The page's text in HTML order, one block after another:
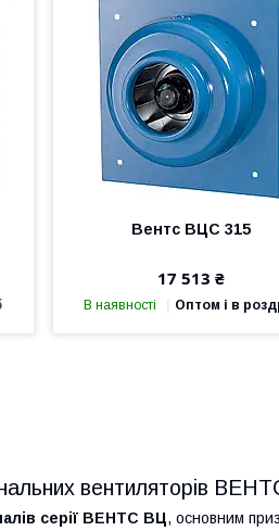
Вентс ВЦС 315
17 513 ₴
В наявності Оптом і в
вентиляторів
серії ВЕНТС ВЦ, основним